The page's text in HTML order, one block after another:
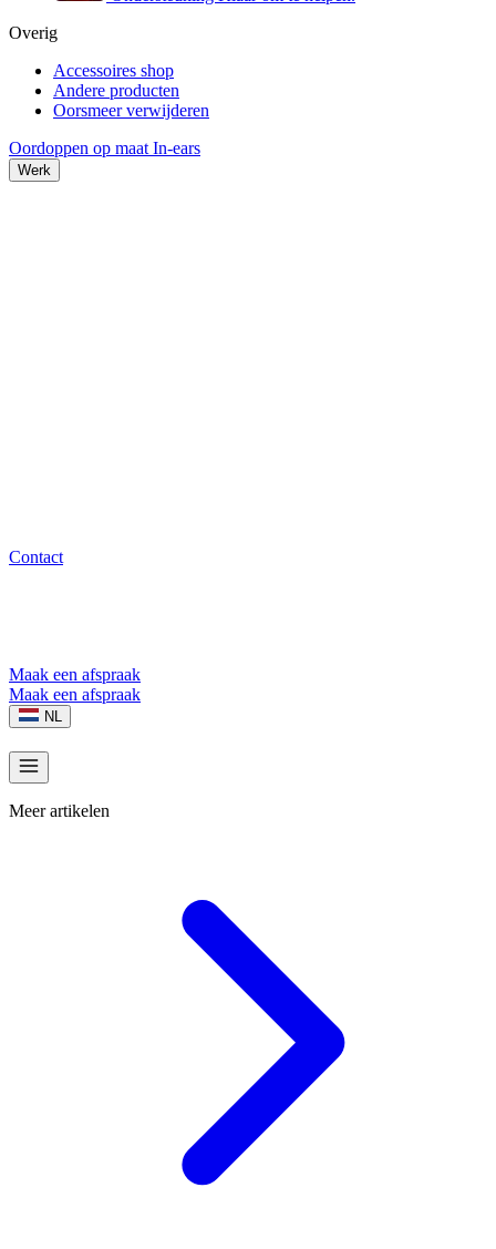
Overig
Accessoires shop
Andere producten
Oorsmeer verwijderen
Oordoppen op maat In-ears
Werk
Contact
Maak een afspraak
Maak een afspraak
NL
Meer artikelen